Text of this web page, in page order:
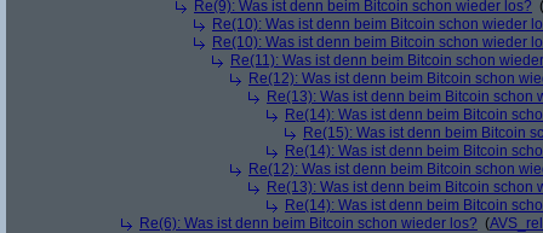
Re(9): Was ist denn beim Bitcoin schon wieder los? (
Re(10): Was ist denn beim Bitcoin schon wieder
Re(10): Was ist denn beim Bitcoin schon wieder
Re(11): Was ist denn beim Bitcoin schon
Re(12): Was ist denn beim Bitcoin schon
Re(13): Was ist denn beim Bitcoin schon
Re(14): Was ist denn beim Bitcoin
Re(15): Was ist denn beim Bitcoin
Re(14): Was ist denn beim Bitcoin
Re(12): Was ist denn beim Bitcoin schon
Re(13): Was ist denn beim Bitcoin schon
Re(14): Was ist denn beim Bitcoin
Re(6): Was ist denn beim Bitcoin schon wieder los? (